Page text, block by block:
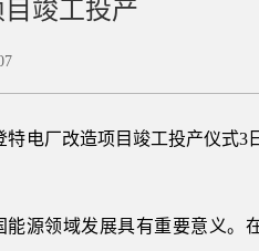
竣工投产
电厂改造项目竣工投产仪式3
源领域发展具有重要意义。